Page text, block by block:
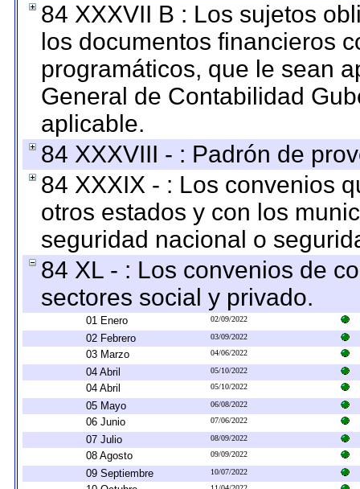
84 XXXVII B : Los sujetos
los documentos financieros
programáticos, que le sean
General de Contabilidad
aplicable.
84 XXXVIII - : Padrón de
84 XXXIX - : Los convenios
otros estados y con los
seguridad nacional o
84 XL - : Los convenios de
sectores social y privado.
01 Enero 02/09/2022
02 Febrero 03/09/2022
03 Marzo 04/06/2022
04 Abril 05/10/2022
04 Abril 05/10/2022
05 Mayo 06/08/2022
06 Junio 07/06/2022
07 Julio 08/09/2022
08 Agosto 09/09/2022
09 Septiembre 10/07/2022